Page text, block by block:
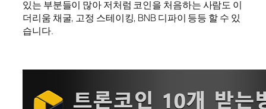
있는 부분들이 많아 저처럼 코인을 처음하는 사람도 이
더리움 채굴, 고정 스테이킹, BNB 디파이 등등 할 수 있
습니다.